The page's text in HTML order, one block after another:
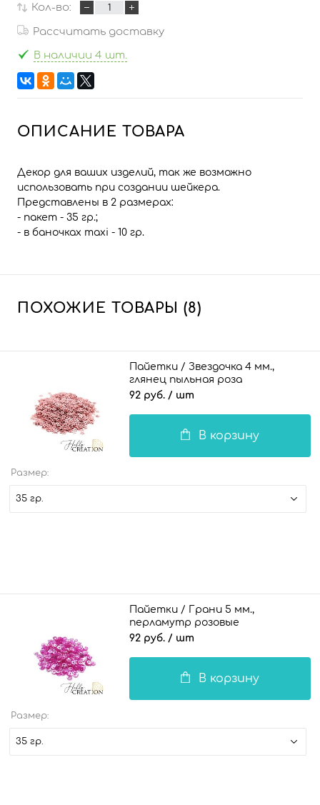
Кол-во:
Рассчитать доставку
В наличии 4 шт.
ОПИСАНИЕ ТОВАРА
Декор для ваших изделий, так же возможно
использовать при создании шейкера.
Представлены в 2 размерах:
- пакет - 35 гр.;
- в баночках maxi - 10 гр.
ПОХОЖИЕ ТОВАРЫ (8)
Пайетки / Звездочка 4 мм.,
глянец пыльная роза
92 руб. / шт
В корзину
Размер:
35 гр.
Пайетки / Грани 5 мм.,
перламутр розовые
92 руб. / шт
В корзину
Размер:
35 гр.